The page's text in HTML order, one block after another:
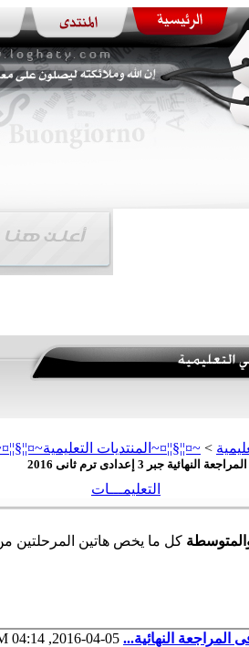
> ~¤¦¦§¦¦¤~المنتديات
جبر 3 إعدادى ترم ثانى 2016
التعليمـــات
والمتوسطة كل ما يخص هاتين المرحلتين
المراجعة النهائية... 04:14 AM